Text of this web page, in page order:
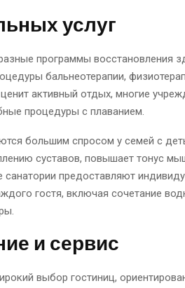
услуг
программы восстановления
бальнеотерапии,
активный отдых, многие
процедуры с плаванием.
большим спросом у семей с
суставов, повышает тонус
санатории предоставляют
гостя, включая сочетание
и сервис
выбор гостиниц,